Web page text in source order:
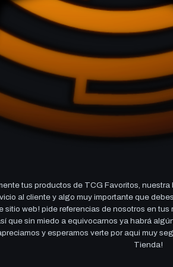
tus productos de TCG Favoritos,
al cliente y algo muy importante que
web! pide referencias de nosotros en
que sin miedo a equivocarnos ya habrá
y esperamos verte por aqui muy
Tienda!